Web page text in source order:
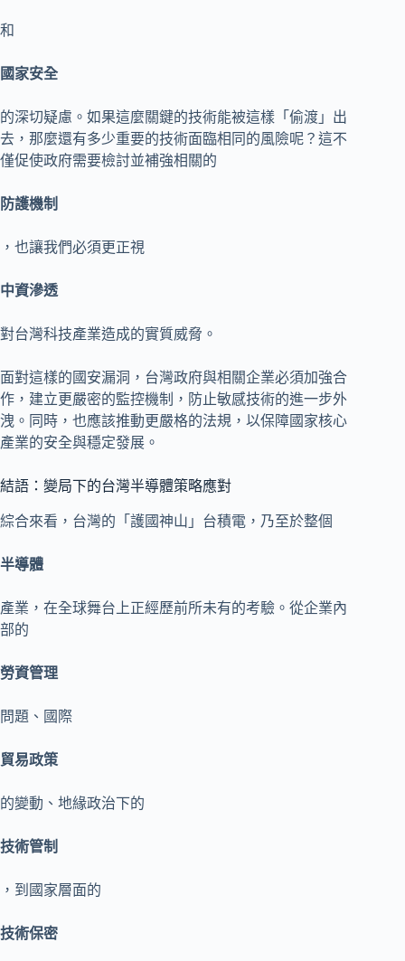
和
國家安全
的深切疑慮。如果這麼關鍵的技術能被這樣「偷渡」出
去，那麼還有多少重要的技術面臨相同的風險呢？這不
僅促使政府需要檢討並補強相關的
防護機制
，也讓我們必須更正視
中資滲透
對台灣科技產業造成的實質威脅。
面對這樣的國安漏洞，台灣政府與相關企業必須加強合
作，建立更嚴密的監控機制，防止敏感技術的進一步外
洩。同時，也應該推動更嚴格的法規，以保障國家核心
產業的安全與穩定發展。
結語：變局下的台灣半導體策略應對
綜合來看，台灣的「護國神山」台積電，乃至於整個
半導體
產業，在全球舞台上正經歷前所未有的考驗。從企業內
部的
勞資管理
問題、國際
貿易政策
的變動、地緣政治下的
技術管制
，到國家層面的
技術保密